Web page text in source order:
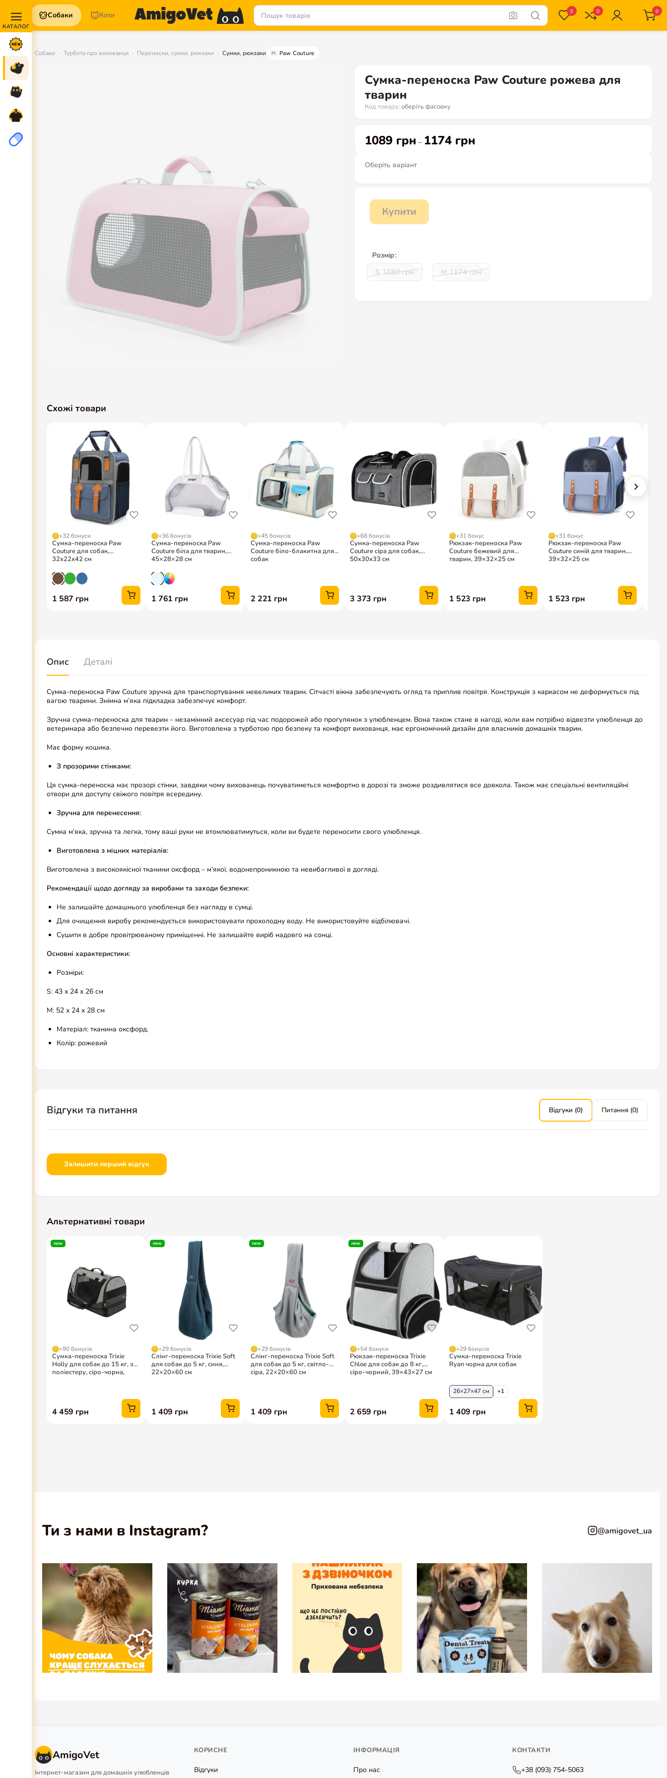
Собаки Коти 0 0 0
Собаки Турбота про вихованця Переноски, сумки, рюкзаки Сумки, рюкзаки Paw Couture
Сумка-переноска Paw Couture рожева для
тварин
Код товару: оберіть фасовку
1089 грн – 1174 грн
Оберіть варіант
Розмір
S 1089грн M 1174грн
Купити
Схожі товари
Опис Деталі
Сумка-переноска Paw Couture зручна для транспортування невеликих тварин. Сітчасті вікна забезпечують огляд та приплив повітря. Конструкція з каркасом не деформується під
вагою тварини. Знімна м’яка підкладка забезпечує комфорт.
Зручна сумка-переноска для тварин – незамінний аксесуар під час подорожей або прогулянок з улюбленцем. Вона також стане в нагоді, коли вам потрібно відвезти улюбленця до
ветеринара або безпечно перевезти його. Виготовлена з турботою про безпеку та комфорт вихованця, має ергономічний дизайн для власників домашніх тварин.
Має форму кошика.
З прозорими стінками:
Ця сумка-переноска має прозорі стінки, завдяки чому вихованець почуватиметься комфортно в дорозі та зможе роздивлятися все довкола. Також має спеціальні вентиляційні
отвори для доступу свіжого повітря всередину.
Зручна для перенесення:
Сумка м’яка, зручна та легка, тому ваші руки не втомлюватимуться, коли ви будете переносити свого улюбленця.
Виготовлена з міцних матеріалів:
Виготовлена з високоякісної тканини оксфорд – м’якої, водонепроникною та невибагливої в догляді.
Рекомендації щодо догляду за виробами та заходи безпеки:
Не залишайте домашнього улюбленця без нагляду в сумці.
Для очищення виробу рекомендується використовувати прохолодну воду. Не використовуйте відбілювачі.
Сушити в добре провітрюваному приміщенні. Не залишайте виріб надовго на сонці.
Основні характеристики:
Розміри:
S: 43 х 24 х 26 см
М: 52 х 24 х 28 см
Матеріал: тканина оксфорд.
Колір: рожевий
Відгуки та питання Відгуки (0) Питання (0)
Залишити перший відгук
Альтернативні товари
Ти з нами в Instagram? @amigovet_ua
AmigoVet
Інтернет-магазин для домашніх улюбленців
КОРИСНЕ
Відгуки
ІНФОРМАЦІЯ
Про нас
КОНТАКТИ
+38 (093) 754-5063
Новинки